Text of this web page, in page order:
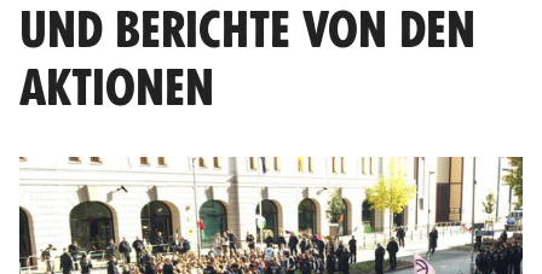
UND BERICHTE VON DEN
AKTIONEN